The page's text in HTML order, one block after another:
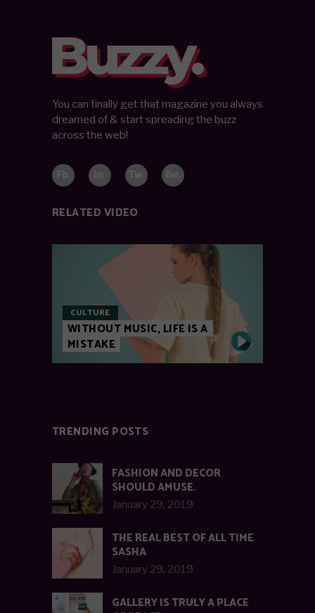
You can finally get that magazine you always
dreamed of & start spreading the buzz
across the web!
RELATED VIDEO
CULTURE
WITHOUT MUSIC, LIFE IS A
MISTAKE
TRENDING POSTS
FASHION AND DECOR
SHOULD AMUSE.
January 29, 2019
THE REAL BEST OF ALL TIME
SASHA
January 29, 2019
GALLERY IS TRULY A PLACE